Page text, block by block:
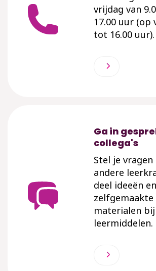
vrijdag van
17.00 uur (op
tot 16.00 uur).
Ga in
collega's
Stel je vragen
andere
deel ideeën en
zelfgemaakte
materialen
leermiddelen.